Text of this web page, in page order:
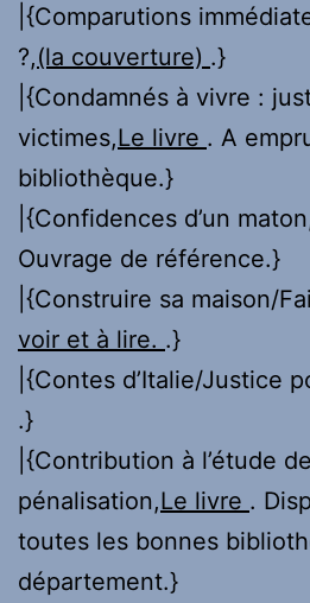
|{Comparutions
?,(la couverture) .}
|{Condamnés à vivre :
victimes,Le livre . A
bibliothèque.}
|{Confidences d’un
Ouvrage de référence.}
|{Construire sa maison/
voir et à lire. .}
|{Contes d’Italie/Justice
.}
|{Contribution à l’étude
pénalisation,Le livre .
toutes les bonnes
département.}